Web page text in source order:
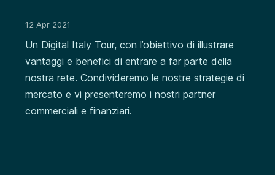
12 Apr 2021
Un Digital Italy Tour, con l’obiettivo di illustrare
vantaggi e benefici di entrare a far parte della
nostra rete. Condivideremo le nostre strategie di
mercato e vi presenteremo i nostri partner
commerciali e finanziari.